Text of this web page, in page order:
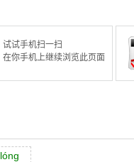
试试手机扫一扫
在你手机上继续浏览此页面
lóng